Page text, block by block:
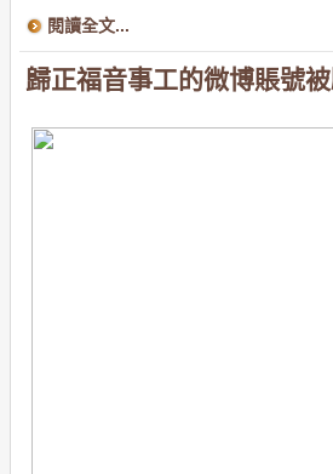
閱讀全文...
歸正福音事工的微博賬號